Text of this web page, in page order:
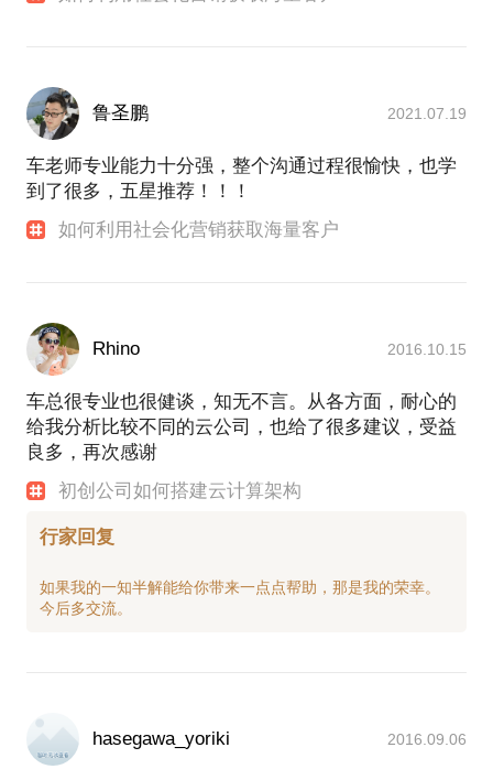
鲁圣鹏 2021.07.19
车老师专业能力十分强，整个沟通过程很愉快，也学
到了很多，五星推荐！！！
如何利用社会化营销获取海量客户
Rhino 2016.10.15
车总很专业也很健谈，知无不言。从各方面，耐心的
给我分析比较不同的云公司，也给了很多建议，受益
良多，再次感谢
初创公司如何搭建云计算架构
行家回复
如果我的一知半解能给你带来一点点帮助，那是我的荣幸。
hasegawa_yoriki 2016.09.06